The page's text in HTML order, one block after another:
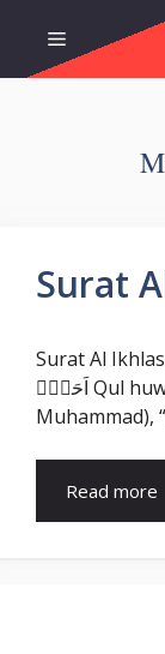
content
Menu
Surat
Surat Al Ikhlas بِسْمِ اللّٰهِ الرَّحْمٰنِ الرَّحِيْمِ قُلْ هُوَ اللّٰهُ
اَحَدٌۚ Qul huwallāhu aḥad(un). Katakanlah (Nabi
Muhammad),
Read more